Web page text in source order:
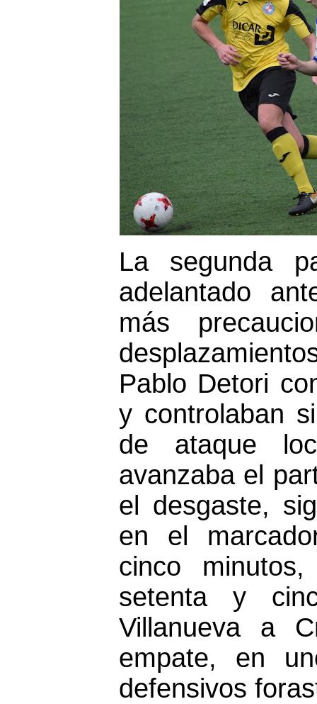
La segunda
adelantado
más
Pablo Detori
y controlaban
de ataque
avanzaba el
el desgaste,
en el
cinco
setenta y
Villanueva a
empate, en
defensivos